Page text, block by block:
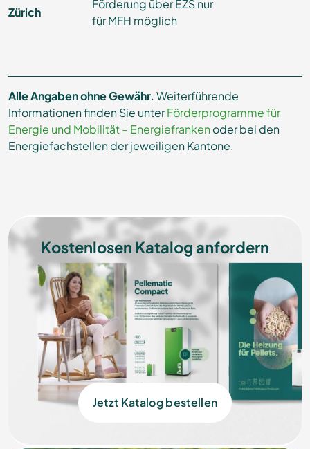
Zürich
Förderung über EZS nur
für MFH möglich
Alle Angaben ohne Gewähr. Weiterführende
Informationen finden Sie unterFörderprogramme für
Energie und Mobilität – Energiefranken oder bei den
Energiefachstellen der jeweiligen Kantone.
Kostenlosen Katalog anfordern
Jetzt Katalog bestellen